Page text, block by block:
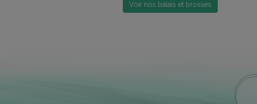
Voir nos balais et brosses